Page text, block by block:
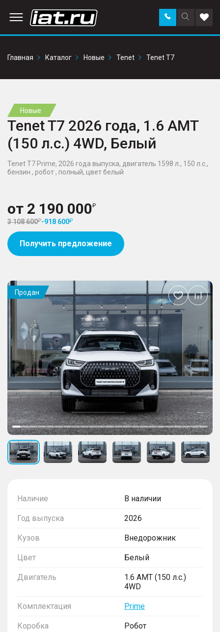
Поиск
по
Заказать
звонок в
Главная
Каталог Новые Tenet Tenet T7
Новые
Tenet T7 2026 года, 1.6 AMT
(150 л.с.) 4WD, Белый
Tenet T7 Prime, 2026 года выпуска, двигатель 1598 л., 150 л.с.,
бензин , робот , полный, цвет белый
от 2 190 000
3 108 600 -918 600
Получить предложение
Наличие В наличии
Год выпуска 2026
Кузов Внедорожник
Цвет Белый
Двигатель
1.6 AMT (150 л.с.)
4WD
Комплектация Prime
Коробка Робот
Продан
Добавить
в
избранное